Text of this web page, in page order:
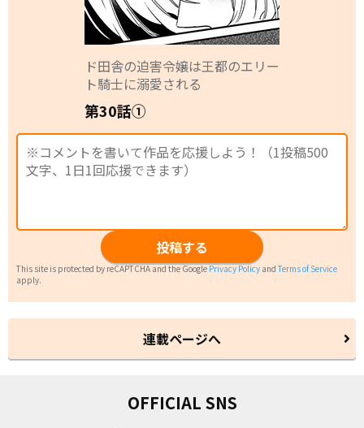
ド田舎の迫害令嬢は王都のエリー
ト騎士に溺愛される
第30話①
投稿する
This site is protected by reCAPTCHA and the GooglePrivacy Policy andTerms of Service
apply.
連載ページへ
OFFICIAL SNS